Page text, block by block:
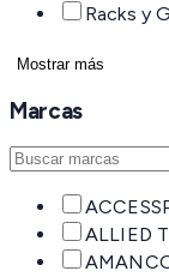
Racks y
Mostrar más
Marcas
ALLIED